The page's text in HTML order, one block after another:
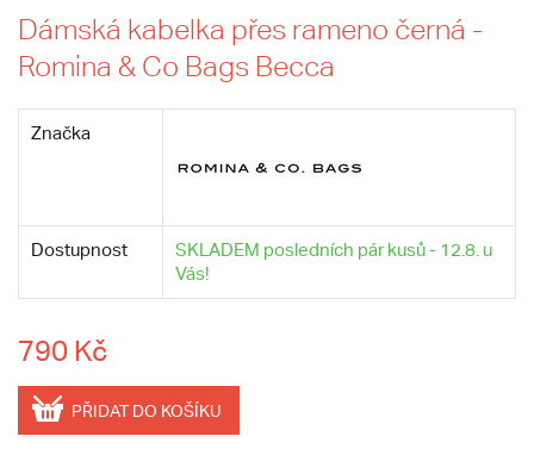
Dámská kabelka přes rameno černá -
Romina & Co Bags Becca
Značka
Dostupnost
SKLADEM posledních pár kusů - 12.8. u
Vás!
790 Kč
PŘIDAT DO KOŠÍKU